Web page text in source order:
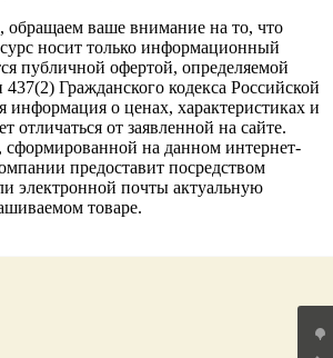
ваше внимание на то, что
носит только информационный
публичной офертой, определяемой
Гражданского кодекса Российской
информация о ценах, характеристиках и
отличаться от заявленной на сайте.
сформированной на данном интернет-
предоставит посредством
электронной почты актуальную
товаре.